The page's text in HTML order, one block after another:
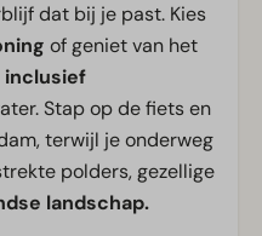
dat bij je past. Kies
of geniet van het
inclusief
Stap op de fiets en
terwijl je onderweg
polders, gezellige
landschap.